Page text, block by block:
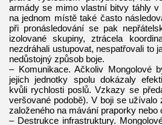
armády se mimo vlastní bitvy táhly v
na jednom místě také často
při pronásledování se pak
izolované skupiny, ztrácela
nezdráhali ustupovat, nespatřovali to
nedůstojný způsob boje.
– Komunikace. Ačkoliv Mongolové
jejich jednotky spolu dokázaly
kvůli rychlosti poslů. Vzkazy se
veršované podobě). V boji se
založeného na mávání praporky nebo
– Destrukce infrastruktury.